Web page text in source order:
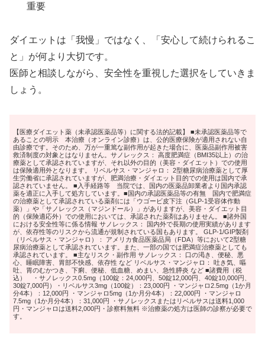
重要
ダイエットは「我慢」ではなく、「安心して続けられるこ
と」が何より大切です。
医師と相談しながら、安全性を重視した選択をしていきま
しょう。
【医療ダイエット薬（未承認医薬品等）に関する法的記載】 ■未承認医薬品等で
あることの明示 本治療（オンライン診療）は、公的医療保険が適用されない自
由診療です。そのため、万が一重篤な副作用が起きた場合に、医薬品副作用被害
救済制度の対象とはなりません。サノレックス： 高度肥満症（BMI35以上）の治
療薬として承認されていますが、それ以外の目的（美容・ダイエット）での使用
は保険適用外となります。 リベルサス・マンジャロ： 2型糖尿病治療薬として厚
生労働省に承認されていますが、肥満治療・ダイエット目的での使用は国内で承
認されていません。 ■入手経路等 当院では、国内の医薬品卸業者より国内承認
薬を適正に入手して処方しています。■国内の承認医薬品等の有無 国内で肥満症
の治療薬として承認されている薬剤には「ウゴービ皮下注（GLP-1受容体作動
薬）」や「サノレックス（マジンドール）」がありますが、美容・ダイエット目
的（保険適応外）での使用においては、承認された薬剤はありません。 ■諸外国
における安全性等に係る情報 サノレックス： 国内外で長期の使用実績があります
が、依存性等のリスクから流通が規制されている国もあります。 GLP-1/GIP製剤
（リベルサス・マンジャロ）： アメリカ食品医薬品局（FDA）等において2型糖
尿病治療薬として承認されています。また、一部の国では肥満症治療薬としても
承認されています。 ■主なリスク・副作用 サノレックス： 口の渇き、便秘、悪
心、睡眠障害、胃部不快感、依存性 など リベルサス・マンジャロ： 吐き気、嘔
吐、胃のむかつき、下痢、便秘、低血糖、めまい、急性膵炎 など ■諸費用（税
込） ・サノレックス0.5mg（100錠：24,000円、50錠12,000円、40錠10,000円、
30錠7,000円）・リベルサス3mg（100錠）：23,000円 ・マンジャロ2.5mg（1か月
分4本）：12,000円 ・マンジャロ5mg（1か月分4本）：22,000円 ・マンジャロ
7.5mg（1か月分4本）：31,000円 ・サノレックスまたはリベルサスは送料1,000
円・マンジャロは送料2,000円・診察料無料 ※治療薬の処方は医師の診察が必要で
す。